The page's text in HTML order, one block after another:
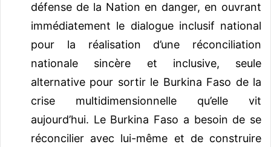
défense de la Nation en danger, en ouvrant
immédiatement le dialogue inclusif national
pour la réalisation d’une réconciliation
nationale sincère et inclusive, seule
alternative pour sortir le Burkina Faso de la
crise multidimensionnelle qu’elle vit
aujourd’hui. Le Burkina Faso a besoin de se
réconcilier avec lui-même et de construire